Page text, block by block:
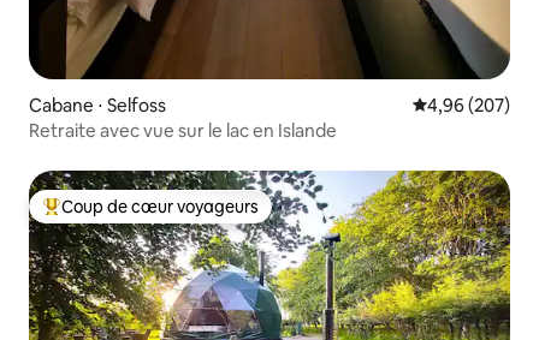
Cabane ⋅ Selfoss Évaluation
4,96 (207)
Retraite avec vue sur le lac en Islande
Coups de cœur voyageurs les plus appréciés
Coup de cœur voyageurs